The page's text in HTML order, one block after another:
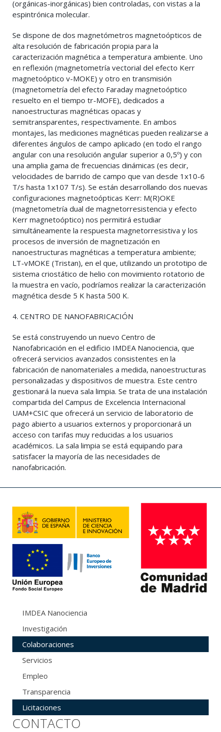
(orgánicas-inorgánicas) bien controladas, con vistas a la
espintrónica molecular.
Se dispone de dos magnetómetros magnetoópticos de
alta resolución de fabricación propia para la
caracterización magnética a temperatura ambiente. Uno
en reflexión (magnetometría vectorial del efecto Kerr
magnetoóptico v-MOKE) y otro en transmisión
(magnetometría del efecto Faraday magnetoóptico
resuelto en el tiempo tr-MOFE), dedicados a
nanoestructuras magnéticas opacas y
semitransparentes, respectivamente. En ambos
montajes, las mediciones magnéticas pueden realizarse a
diferentes ángulos de campo aplicado (en todo el rango
angular con una resolución angular superior a 0,5º) y con
una amplia gama de frecuencias dinámicas (es decir,
velocidades de barrido de campo que van desde 1x10-6
T/s hasta 1x107 T/s). Se están desarrollando dos nuevas
configuraciones magnetoópticas Kerr: M(R)OKE
(magnetometría dual de magnetorresistencia y efecto
Kerr magnetoóptico) nos permitirá estudiar
simultáneamente la respuesta magnetorresistiva y los
procesos de inversión de magnetización en
nanoestructuras magnéticas a temperatura ambiente;
LT-vMOKE (Tristan), en el que, utilizando un prototipo de
sistema criostático de helio con movimiento rotatorio de
la muestra en vacío, podríamos realizar la caracterización
magnética desde 5 K hasta 500 K.
4. CENTRO DE NANOFABRICACIÓN
Se está construyendo un nuevo Centro de
Nanofabricación en el edificio IMDEA Nanociencia, que
ofrecerá servicios avanzados consistentes en la
fabricación de nanomateriales a medida, nanoestructuras
personalizadas y dispositivos de muestra. Este centro
gestionará la nueva sala limpia. Se trata de una instalación
compartida del Campus de Excelencia Internacional
UAM+CSIC que ofrecerá un servicio de laboratorio de
pago abierto a usuarios externos y proporcionará un
acceso con tarifas muy reducidas a los usuarios
académicos. La sala limpia se está equipando para
satisfacer la mayoría de las necesidades de
nanofabricación.
IMDEA Nanociencia
Investigación
Colaboraciones
Servicios
Empleo
Transparencia
Licitaciones
CONTACTO